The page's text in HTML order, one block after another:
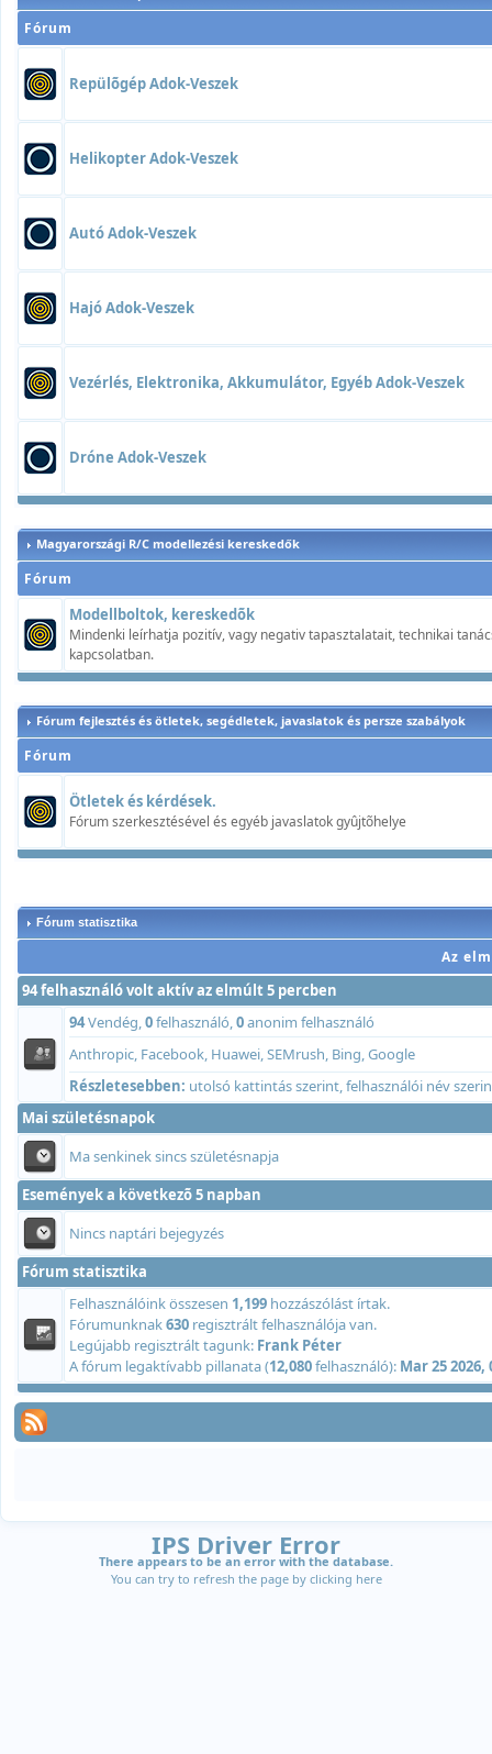
Fórum
Repülõgép Adok-Veszek
Helikopter Adok-Veszek
Autó Adok-Veszek
Hajó Adok-Veszek
Vezérlés, Elektronika, Akkumulátor, Egyéb Adok-Veszek
Dróne Adok-Veszek
Magyarországi R/C modellezési kereskedők
Fórum
Modellboltok, kereskedõk
Mindenki leírhatja pozitív, vagy negativ tapasztalatait, technikai
kapcsolatban.
Fórum fejlesztés és ötletek, segédletek, javaslatok és persze szabályok
Fórum
Ötletek és kérdések.
Fórum szerkesztésével és egyéb javaslatok gyûjtõhelye
Fórum statisztika
Az
94 felhasználó volt aktív az elmúlt 5 percben
94Vendég,0felhasználó,0anonim felhasználó
Anthropic, Facebook, Huawei, SEMrush, Bing, Google
Részletesebben: utolsó kattintás szerint,felhasználói név
Mai születésnapok
Ma senkinek sincs születésnapja
Események a következõ 5 napban
Nincs naptári bejegyzés
Fórum statisztika
Felhasználóink összesen 1,199 hozzászólást írtak.
Fórumunknak630 regisztrált felhasználója van.
Legújabb regisztrált tagunk: Frank Péter
A fórum legaktívabb pillanata (12,080felhasználó): Mar 25 2026,
IPS Driver Error
There appears to be an error with the database.
You can try to refresh the page by clicking here